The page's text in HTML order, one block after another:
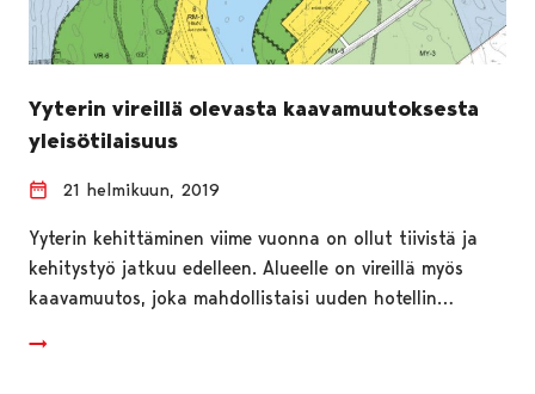
Yyterin vireillä olevasta kaavamuutoksesta
yleisötilaisuus
21 helmikuun, 2019
Yyterin kehittäminen viime vuonna on ollut tiivistä ja
kehitystyö jatkuu edelleen. Alueelle on vireillä myös
kaavamuutos, joka mahdollistaisi uuden hotellin…